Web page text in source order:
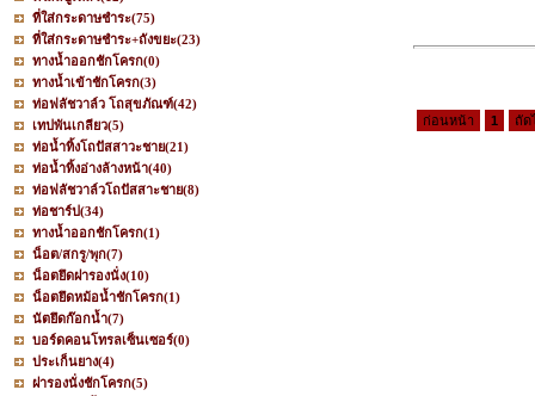
ที่ใส่กระดาษชำระ(75)
ที่ใส่กระดาษชำระ+ถังขยะ(23)
ทางน้ำออกชักโครก(0)
ทางน้ำเข้าชักโครก(3)
ท่อฟลัชวาล์ว โถสุขภัณฑ์(42)
เทปพันเกลียว(5)
ท่อน้ำทิ้งโถปัสสาวะชาย(21)
ท่อน้ำทิ้งอ่างล้างหน้า(40)
ท่อฟลัชวาล์วโถปัสสาะชาย(8)
ท่อชาร์ป(34)
ทางน้ำออกชักโครก(1)
น็อต/สกรู/พุก(7)
น็อตยึดฝารองนั่ง(10)
น็อตยึดหม้อน้ำชักโครก(1)
นัตยึดก๊อกน้ำ(7)
บอร์ดคอนโทรลเซ็นเซอร์(0)
ประเก็นยาง(4)
ฝารองนั่งชักโครก(5)
ก่อนหน้า 1 ถัด